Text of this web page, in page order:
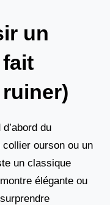
un
du
ourson ou un
un classique
élégante ou